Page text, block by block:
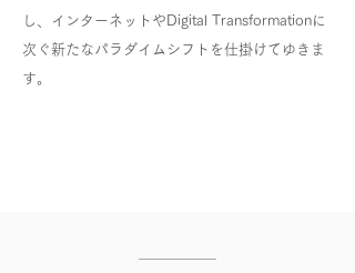
し、インターネットやDigital Transformationに
次ぐ新たなパラダイムシフトを仕掛けてゆきま
す。